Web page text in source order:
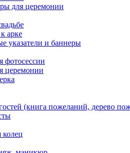
для церемонии
арке
указатели и баннеры
фотосессии
церемонии
(книга пожеланий, дерево